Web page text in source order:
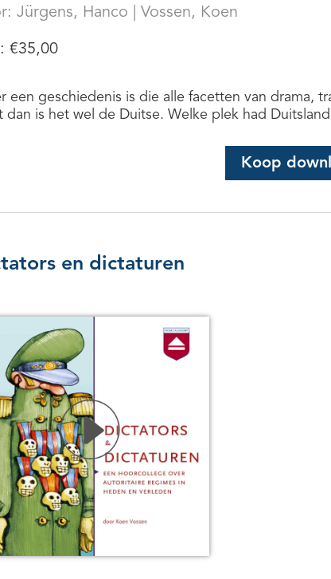
Jürgens, Hanco Vossen, Koen
€35,00
een geschiedenis is die alle facetten van drama,
dan is het wel de Duitse. Welke plek had
Koop
en dictaturen